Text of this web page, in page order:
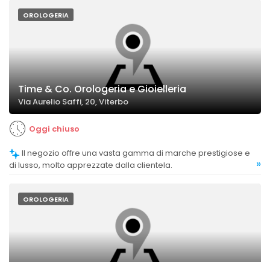
OROLOGERIA
Time & Co. Orologeria e Gioielleria
Via Aurelio Saffi, 20, Viterbo
Oggi chiuso
di lusso, molto apprezzate dalla clientela.
»
OROLOGERIA